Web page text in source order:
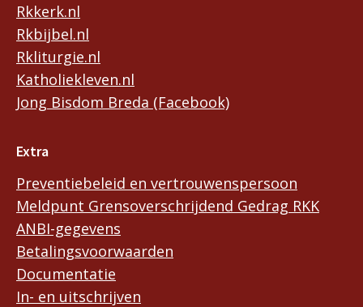
Rkkerk.nl
Rkbijbel.nl
Rkliturgie.nl
Katholiekleven.nl
Jong Bisdom Breda (Facebook)
Extra
Preventiebeleid en vertrouwenspersoon
Meldpunt Grensoverschrijdend Gedrag RKK
ANBI-gegevens
Betalingsvoorwaarden
Documentatie
In- en uitschrijven